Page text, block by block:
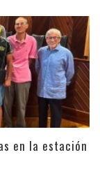
en la estación